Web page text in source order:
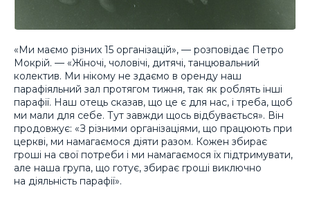
«Ми маємо різних 15 організацій», — розповідає Петро
Мокрій. — «Жіночі, чоловічі, дитячі, танцювальний
колектив. Ми нікому не здаємо в оренду наш
парафіяльний зал протягом тижня, так як роблять інші
парафії. Наш отець сказав, що це є для нас, і треба, щоб
ми мали для себе. Тут завжди щось відбувається». Він
продовжує: «З різними організаціями, що працюють при
церкві, ми намагаємося діяти разом. Кожен збирає
гроші на свої потреби і ми намагаємося їх підтримувати,
але наша група, що готує, збирає гроші виключно
на діяльність парафії».